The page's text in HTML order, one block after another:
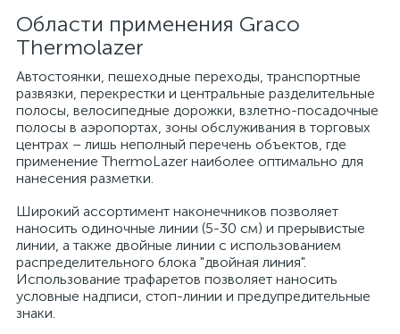
Области применения Graco
Thermolazer
Автостоянки, пешеходные переходы, транспортные
развязки, перекрестки и центральные разделительные
полосы, велосипедные дорожки, взлетно-посадочные
полосы в аэропортах, зоны обслуживания в торговых
центрах – лишь неполный перечень объектов, где
применение ThermoLazer наиболее оптимально для
нанесения разметки.
Широкий ассортимент наконечников позволяет
наносить одиночные линии (5-30 см) и прерывистые
линии, а также двойные линии с использованием
распределительного блока "двойная линия".
Использование трафаретов позволяет наносить
условные надписи, стоп-линии и предупредительные
знаки.